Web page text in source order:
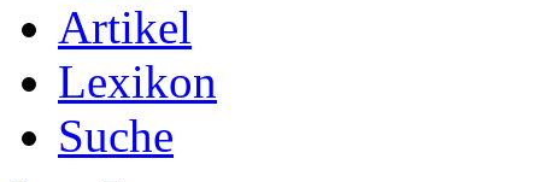
Artikel
Lexikon
Suche